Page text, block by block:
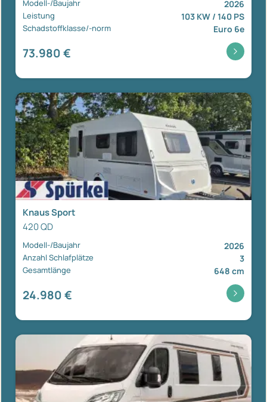
Modell-/Baujahr 2026
Leistung 103 KW / 140 PS
Schadstoffklasse/-norm Euro 6e
73.980 €
Knaus Sport
420 QD
Modell-/Baujahr 2026
Anzahl Schlafplätze 3
Gesamtlänge 648 cm
24.980 €